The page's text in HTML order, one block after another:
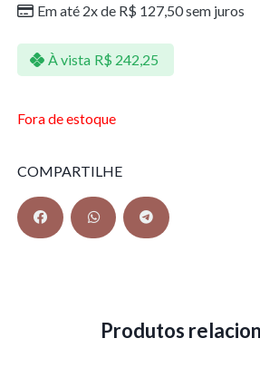
Em até 2x de R$ 127,50sem juros
À vista R$ 242,25
Fora de estoque
COMPARTILHE
Produtos